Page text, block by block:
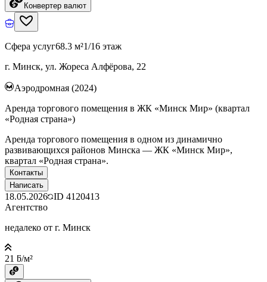
Конвертер валют
Сфера услуг68.3 м²1/16 этаж
г. Минск, ул. Жореса Алфёрова, 22
Аэродромная (2024)
Аренда торгового помещения в ЖК «Минск Мир» (квартал
«Родная страна»)
Аренда торгового помещения в одном из динамично
развивающихся районов Минска — ЖК «Минск Мир»,
квартал «Родная страна».
Контакты
Написать
18.05.2026 ID 4120413
Агентство
недалеко от г. Минск
21 ƃ/м²